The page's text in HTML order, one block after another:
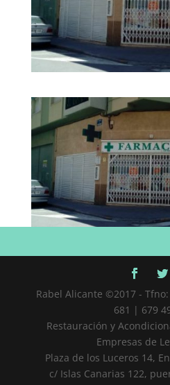
Rabel Alicante ©2017 -
681 | 679
Restauración y
Empresas de
Plaza de los Luceros 14,
c/ Islas Canarias 122,